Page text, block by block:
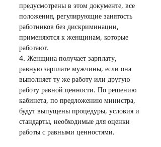
предусмотрены в этом документе, все
положения, регулирующие занятость
работников без дискриминации,
применяются к женщинам, которые
работают.
4. Женщина получает зарплату,
равную зарплате мужчины, если она
выполняет ту же работу или другую
работу равной ценности. По решению
кабинета, по предложению министра,
будут выпущены процедуры, условия и
стандарты, необходимые для оценки
работы с равными ценностями.